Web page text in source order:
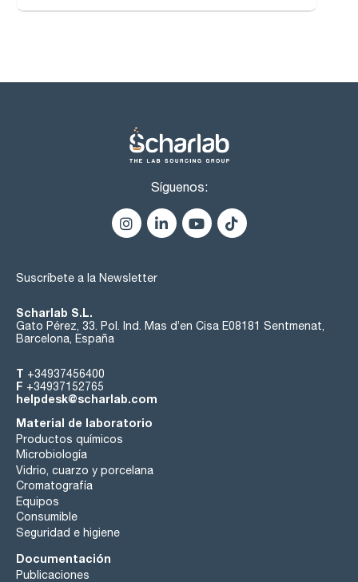
Síguenos:
Suscríbete a la Newsletter
Scharlab S.L.
Gato Pérez, 33. Pol. Ind. Mas d’en Cisa E08181 Sentmenat,
Barcelona, España
T +34937456400
F +34937152765
helpdesk@scharlab.com
Material de laboratorio
Productos químicos
Microbiología
Vidrio, cuarzo y porcelana
Cromatografía
Equipos
Consumible
Seguridad e higiene
Documentación
Publicaciones